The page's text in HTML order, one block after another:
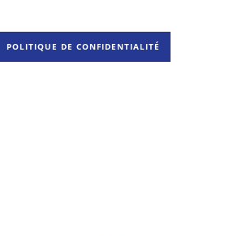
POLITIQUE DE CONFIDENTIALITÉ